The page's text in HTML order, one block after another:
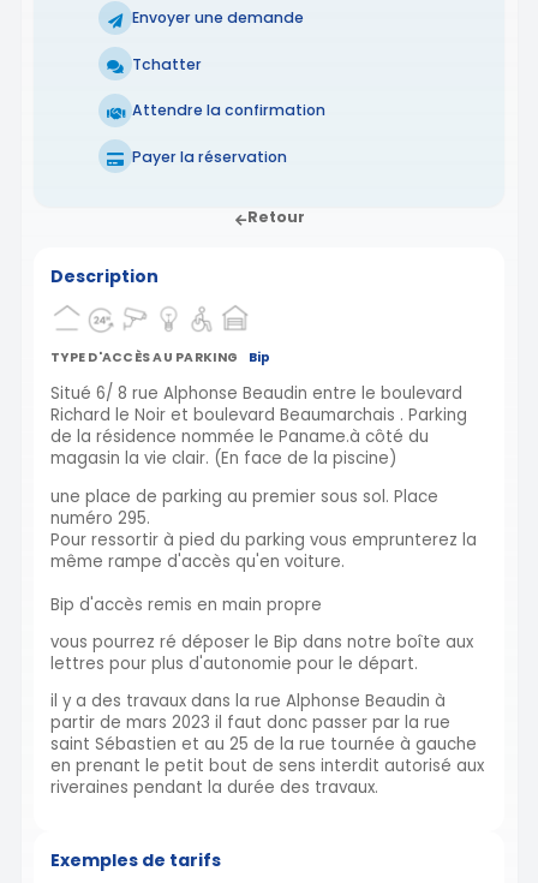
Envoyer une demande
Tchatter
Attendre la confirmation
Payer la réservation
Retour
Description
TYPE D'ACCÈS AU PARKING Bip
Situé 6/ 8 rue Alphonse Beaudin entre le boulevard
Richard le Noir et boulevard Beaumarchais . Parking
de la résidence nommée le Paname.à côté du
magasin la vie clair. (En face de la piscine)
une place de parking au premier sous sol. Place
numéro 295.
Pour ressortir à pied du parking vous emprunterez la
même rampe d'accès qu'en voiture.
Bip d'accès remis en main propre
vous pourrez ré déposer le Bip dans notre boîte aux
lettres pour plus d'autonomie pour le départ.
il y a des travaux dans la rue Alphonse Beaudin à
partir de mars 2023 il faut donc passer par la rue
saint Sébastien et au 25 de la rue tournée à gauche
en prenant le petit bout de sens interdit autorisé aux
riveraines pendant la durée des travaux.
Exemples de tarifs